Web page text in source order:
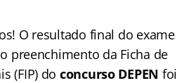
O resultado final do exame
preenchimento da Ficha de
(FIP) do concurso DEPEN foi